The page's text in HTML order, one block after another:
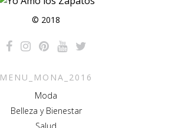
© 2018
MENU_MONA_2016
Moda
Belleza y Bienestar